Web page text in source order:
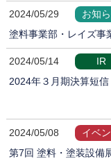
2024/05/29
お知
塗料事業部・レイズ事
2024/05/14
IR
2024年３月期決算短信
2024/05/08
イベ
第7回 塗料・塗装設備